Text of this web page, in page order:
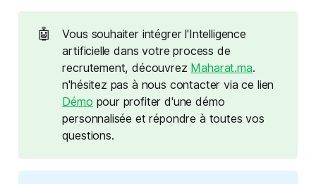
🤖
Vous souhaiter intégrer l'Intelligence
artificielle dans votre process de
recrutement, découvrez Maharat.ma.
n'hésitez pas à nous contacter via ce lien
Démo pour profiter d'une démo
personnalisée et répondre à toutes vos
questions.